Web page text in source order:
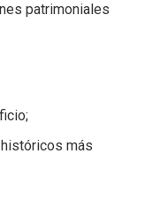
patrimoniales
más